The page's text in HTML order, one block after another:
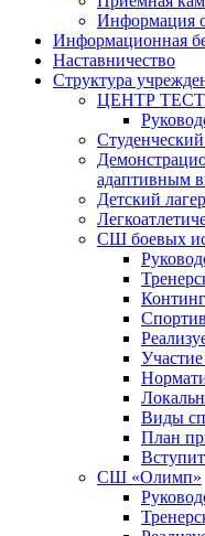
Информация
Информационная
Наставничество
Структура
ЦЕНТР
адаптивным
Детский
СШ боевых
Виды
План
СШ «Олимп»